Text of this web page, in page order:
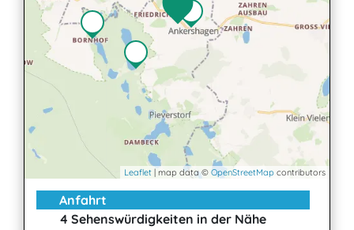
Leaflet | map data © OpenStreetMap contributors
Anfahrt
4 Sehenswürdigkeiten in der Nähe